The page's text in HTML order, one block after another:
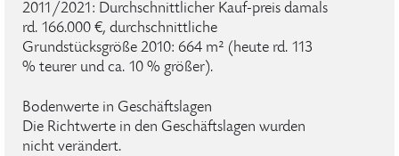
2011/2021: Durchschnittlicher Kauf-preis damals
rd. 166.000 €, durchschnittliche
Grundstücksgröße 2010: 664 m² (heute rd. 113
% teurer und ca. 10 % größer).
Bodenwerte in Geschäftslagen
Die Richtwerte in den Geschäftslagen wurden
nicht verändert.